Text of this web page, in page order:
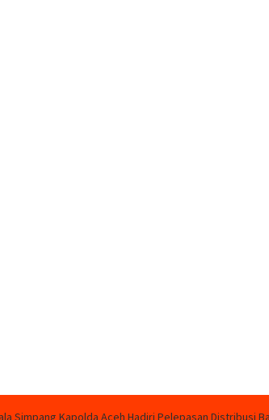
Simpang Kapolda Aceh Hadiri Pelepasan Distribusi